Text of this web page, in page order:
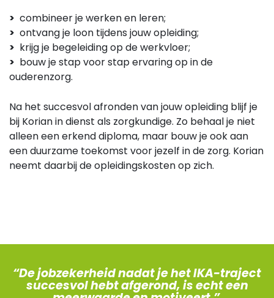
> combineer je werken en leren;
> ontvang je loon tijdens jouw opleiding;
> krijg je begeleiding op de werkvloer;
> bouw je stap voor stap ervaring op in de
ouderenzorg.
Na het succesvol afronden van jouw opleiding blijf je
bij Korian in dienst als zorgkundige. Zo behaal je niet
alleen een erkend diploma, maar bouw je ook aan
een duurzame toekomst voor jezelf in de zorg. Korian
neemt daarbij de opleidingskosten op zich.
“De jobzekerheid nadat je het IKA-traject
succesvol hebt afgerond, is echt een